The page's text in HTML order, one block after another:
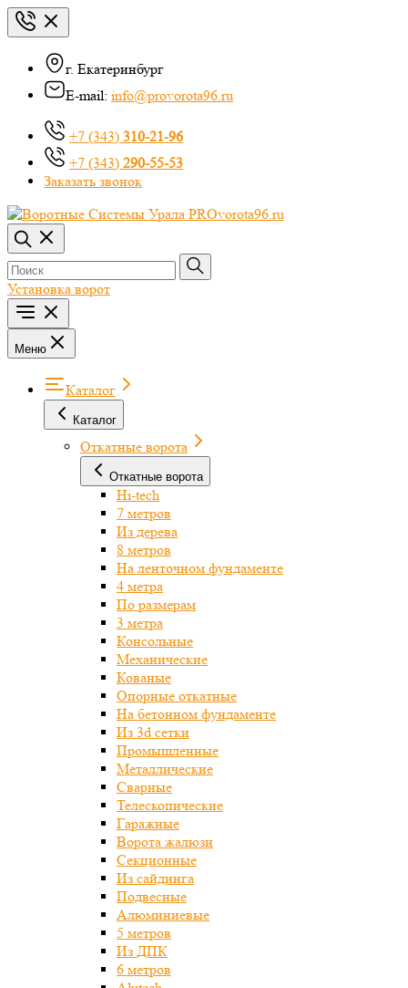
г. Екатеринбург
E-mail: info@provorota96.ru
+7 (343) 310-21-96
+7 (343) 290-55-53
Заказать звонок
Установка ворот
Меню
Каталог
Каталог
Откатные ворота
Откатные ворота
Hi-tech
7 метров
Из дерева
8 метров
На ленточном фундаменте
4 метра
По размерам
3 метра
Консольные
Механические
Кованые
Опорные откатные
На бетонном фундаменте
Из 3d сетки
Промышленные
Металлические
Сварные
Телескопические
Гаражные
Ворота жалюзи
Секционные
Из сайдинга
Подвесные
Алюминиевые
5 метров
Из ДПК
6 метров